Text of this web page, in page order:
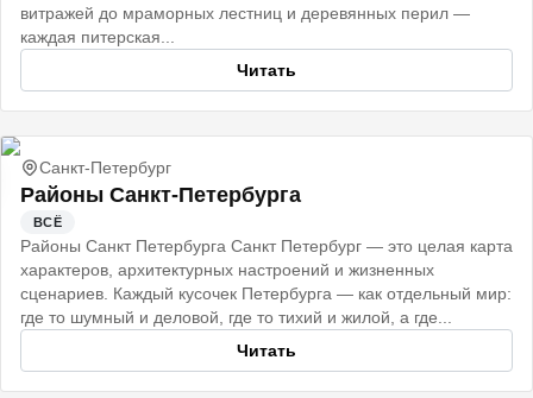
витражей до мраморных лестниц и деревянных перил —
каждая питерская...
Читать
Санкт-Петербург
Районы Санкт-Петербурга
ВСЁ
Районы Санкт Петербурга Санкт Петербург — это целая карта
характеров, архитектурных настроений и жизненных
сценариев. Каждый кусочек Петербурга — как отдельный мир:
где то шумный и деловой, где то тихий и жилой, а где...
Читать